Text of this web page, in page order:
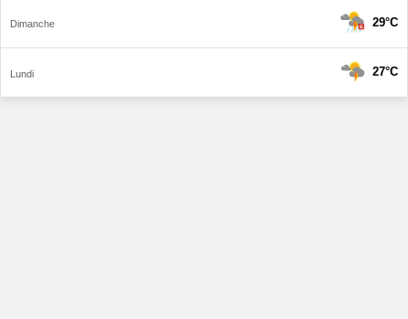
Dimanche 29°C
Lundi 27°C